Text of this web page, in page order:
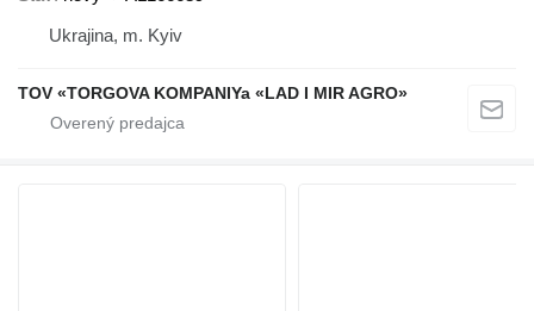
Ukrajina, m. Kyiv
TOV «TORGOVA KOMPANIYa «LAD I MIR AGRO»